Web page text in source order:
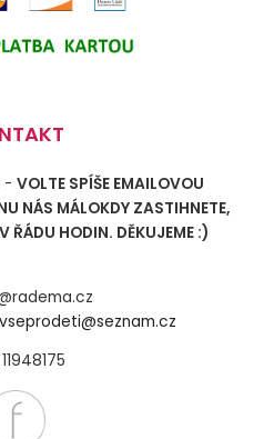
- VOLTE SPÍŠE EMAILOVOU
NÁS MÁLOKDY ZASTIHNETE,
ŘÁDU HODIN. DĚKUJEME :)